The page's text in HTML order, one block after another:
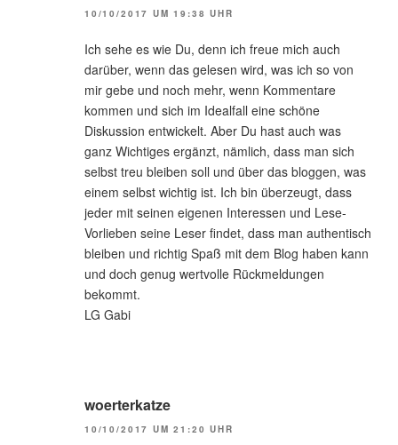
10/10/2017 UM 19:38 UHR
Ich sehe es wie Du, denn ich freue mich auch
darüber, wenn das gelesen wird, was ich so von
mir gebe und noch mehr, wenn Kommentare
kommen und sich im Idealfall eine schöne
Diskussion entwickelt. Aber Du hast auch was
ganz Wichtiges ergänzt, nämlich, dass man sich
selbst treu bleiben soll und über das bloggen, was
einem selbst wichtig ist. Ich bin überzeugt, dass
jeder mit seinen eigenen Interessen und Lese-
Vorlieben seine Leser findet, dass man authentisch
bleiben und richtig Spaß mit dem Blog haben kann
und doch genug wertvolle Rückmeldungen
bekommt.
LG Gabi
woerterkatze
10/10/2017 UM 21:20 UHR